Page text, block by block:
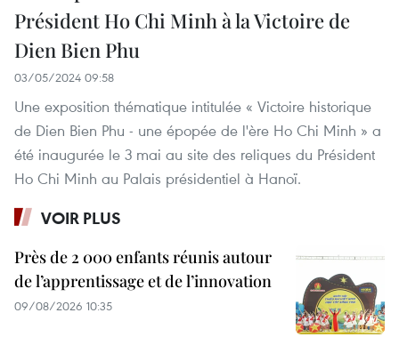
Président Ho Chi Minh à la Victoire de
Dien Bien Phu
03/05/2024 09:58
Une exposition thématique intitulée « Victoire historique
de Dien Bien Phu - une épopée de l'ère Ho Chi Minh » a
été inaugurée le 3 mai au site des reliques du Président
Ho Chi Minh au Palais présidentiel à Hanoï.
VOIR PLUS
Près de 2 000 enfants réunis autour
de l’apprentissage et de l’innovation
09/08/2026 10:35